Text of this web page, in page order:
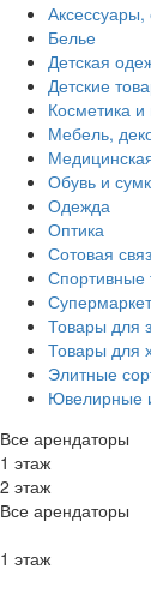
Белье
Детская
Детские
Косметика
Мебель,
Обувь и
Одежда
Оптика
Сотовая
Спортивные
Супермаркет
Товары для
Товары для
Элитные
Ювелирные
Все арендаторы
1 этаж
2 этаж
Все арендаторы
1 этаж